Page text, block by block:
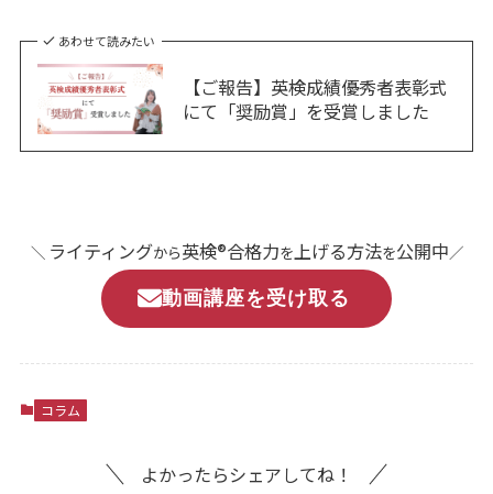
あわせて読みたい
【ご報告】英検成績優秀者表彰式
にて「奨励賞」を受賞しました
＼ ライティングから英検®合格力を 上げる方法を公開中／
動画講座を受け取る
コラム
よかったらシェアしてね！